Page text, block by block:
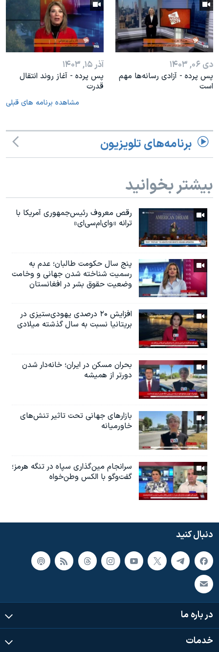
دی ۰۶, ۱۴۰۳
پس پرده - آزادی رسانه‌ها مهم
است
آذر ۱۵, ۱۴۰۳
پس پرده - آغاز روند انتقال
قدرت
مشاهده برنامه های قبلی
برنامه‌های تلویزیون
بیشتر بخوانید
رقص معروف رئیس‌جمهوری آمریکا با
ترانه «وای‌ام‌سی‌ای»
پنج سال حکومت طالبان؛ عدم به
رسمیت شناخته شدن جهانی و وخامت
وضعیت حقوق بشر در افغانستان
افزایش ۲۰ درصدی یهودی‌ستیزی در
بریتانیا نسبت به سال گذشته میلادی
بحران مسکن در ایران؛ خانه‌دار شدن
دورتر از همیشه
بازارهای جهانی تحت تاثیر تنش‌های
خاورمیانه
سرانجام مین‌گذاری‌ سپاه در تنگه هرمز؛
گفت‌وگو با الکس وطن‌خواه
دنبال کنید
در باره ما
خدمات